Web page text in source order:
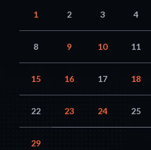
1 2 3 4
8 9 10 11
15 16 17 18
22 23 24 25
29